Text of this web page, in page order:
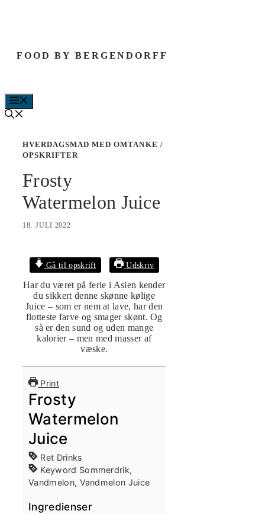
FOOD BY BERGENDORFF
HVERDAGSMAD MED OMTANKE /
OPSKRIFTER
Frosty
Watermelon Juice
18. JULI 2022
Gå til opskrift Udskriv
Har du været på ferie i Asien kender
du sikkert denne skønne kølige
Juice – som er nem at lave, har den
flotteste farve og smager skønt. Og
så er den sund og uden mange
kalorier – men med masser af
væske.
Print
Frosty
Watermelon
Juice
Ret Drinks
Keyword Sommerdrik,
Vandmelon, Vandmelon Juice
Ingredienser